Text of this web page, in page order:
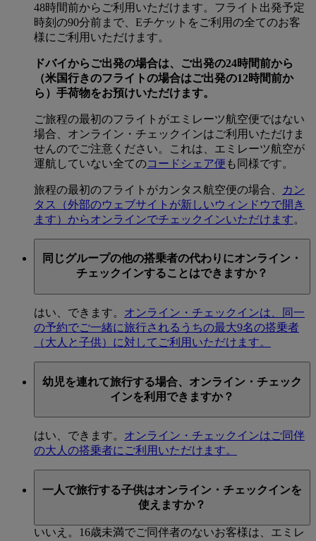
48時間前からご利用いただけます。フライト出発予定
時刻の90分前まで、Eチケットをご利用の全てのお客
様にご利用いただけます。
ドバイからご出発の場合は、ご出発の24時間前から
（米国行きのフライトの場合はご出発の12時間前か
ら）手荷物をお預けいただけます。
ご旅程の最初のフライトがエミレーツ航空便ではない
場合、オンライン・チェックインはご利用いただけま
せんのでご注意ください。これは、エミレーツ航空が
運航していない全てのコードシェア便 も同様です。
旅程の最初のフライトがカンタス航空便の場合、
カン
タス
（外部のウェブサイトが新しいウィンドウで開き
ます）からオンラインでチェックインいただけます。
同じグループの他の搭乗者の代わりにオンライン・
チェックインすることはできますか？
はい、できます。 オンライン・チェックインは、同一
の予約でご一緒に旅行されるうちの最大9名の搭乗者
（大人と子供）に対してご利用いただけます。
幼児を連れて旅行する場合、オンライン・チェック
インを利用できますか？
はい、できます。 オンライン・チェックインはご同伴
の大人の搭乗者にご利用いただけます。
一人で旅行する子供はオンライン・チェックインを
使えますか？
いいえ。16歳未満でご同伴者のないお客様は、エミレ